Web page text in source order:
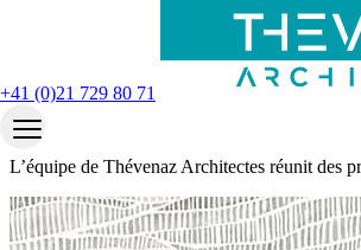
+41 (0)21 729 80 71
L’équipe
L’équipe de Thévenaz Architectes réunit des